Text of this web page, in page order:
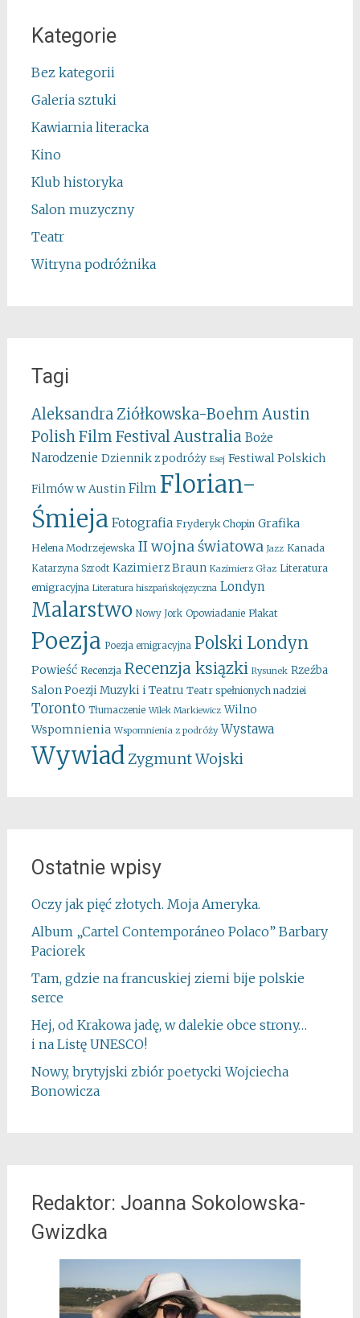
Kategorie
Bez kategorii
Galeria sztuki
Kawiarnia literacka
Kino
Klub historyka
Salon muzyczny
Teatr
Witryna podróżnika
Tagi
Aleksandra Ziółkowska-Boehm Austin
Polish Film Festival Australia Boże
Narodzenie Dziennik z podróży Esej Festiwal Polskich
Filmów w Austin Film Florian-
Śmieja Fotografia Fryderyk Chopin Grafika
Helena Modrzejewska II wojna światowa Jazz Kanada
Katarzyna Szrodt Kazimierz Braun Kazimierz Głaz Literatura
emigracyjna Literatura hiszpańskojęzyczna Londyn
Malarstwo Nowy Jork Opowiadanie Plakat
Poezja Poezja emigracyjna Polski Londyn
Powieść Recenzja Recenzja ksiązki Rysunek Rzeźba
Salon Poezji Muzyki i Teatru Teatr spełnionych nadziei
Toronto Tłumaczenie Wilek Markiewicz Wilno
Wspomnienia Wspomnienia z podróży Wystawa
WywiadZygmunt Wojski
Ostatnie wpisy
Oczy jak pięć złotych. Moja Ameryka.
Album „Cartel Contemporáneo Polaco” Barbary
Paciorek
Tam, gdzie na francuskiej ziemi bije polskie
serce
Hej, od Krakowa jadę, w dalekie obce strony…
i na Listę UNESCO!
Nowy, brytyjski zbiór poetycki Wojciecha
Bonowicza
Redaktor: Joanna Sokolowska-
Gwizdka